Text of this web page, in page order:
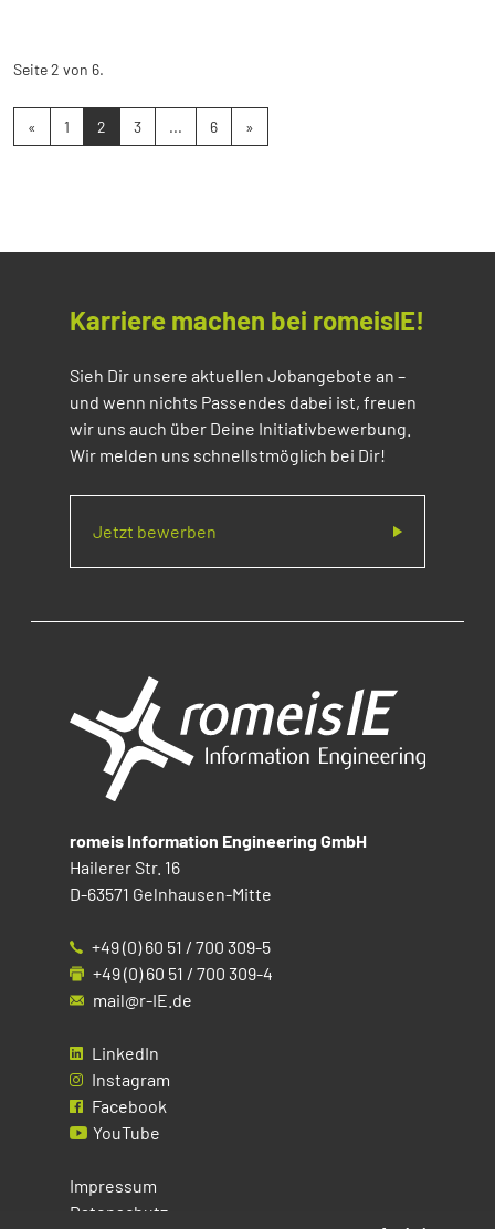
Seite 2 von 6.
« 1 2 3 ... 6 »
Karriere machen bei romeisIE!
Sieh Dir unsere aktuellen Jobangebote an –
und wenn nichts Passendes dabei ist, freuen
wir uns auch über Deine Initiativbewerbung.
Wir melden uns schnellstmöglich bei Dir!
Jetzt bewerben
romeis Information Engineering GmbH
Hailerer Str. 16
D-63571 Gelnhausen-Mitte
+49 (0) 60 51 / 700 309-5
+49 (0) 60 51 / 700 309-4
mail@r-IE.de
LinkedIn
Instagram
Facebook
YouTube
Impressum
Datenschutz